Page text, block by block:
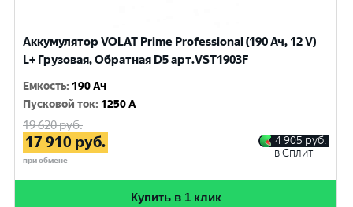
Аккумулятор VOLAT Prime Professional (190 Ач, 12 V)
L+ Грузовая, Обратная D5 арт.VST1903F
Емкость: 190 Ач
Пусковой ток: 1250 A
19 620руб.
17 910 руб.
при обмене
4 905 руб.
в Сплит
Купить в 1 клик